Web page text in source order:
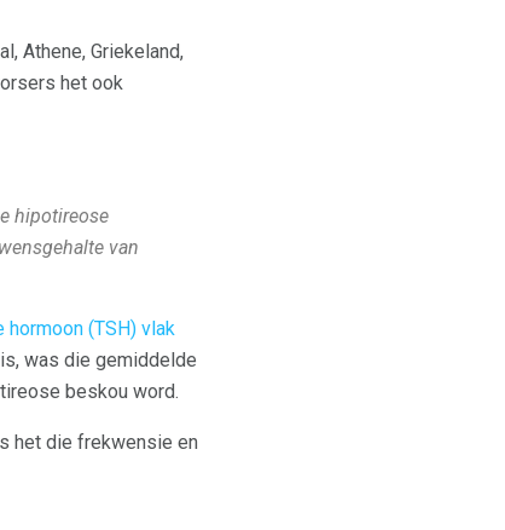
Athene, Griekeland,
het ook
hipotireose
van
(TSH) vlak
was die gemiddelde
beskou word.
het die frekwensie en